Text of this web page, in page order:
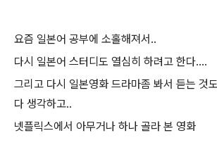
요즘 일본어 공부에 소홀해져서..
다시 일본어 스터디도 열심히 하려고 한다....
그리고 다시 일본영화 드라마좀 봐서 듣는 것
다 생각하고..
넷플릭스에서 아무거나 하나 골라 본 영화